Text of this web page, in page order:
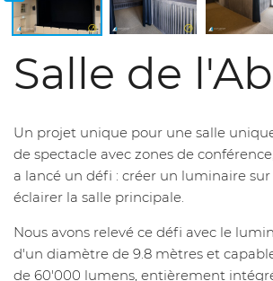
Salle de
Un projet unique pour une salle
de spectacle avec zones de
a lancé un défi : créer un luminaire
éclairer la salle principale.
Nous avons relevé ce défi avec le
d'un diamètre de 9.8 mètres et
de 60'000 lumens, entièrement